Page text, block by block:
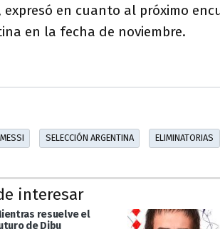
expresó en cuanto al próximo
en la fecha de noviembre.
SELECCIÓN ARGENTINA ELIMINATORIAS
interesar
resuelve el
de Dibu